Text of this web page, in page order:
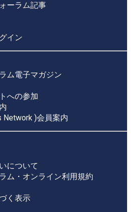
ーラム記事
イン
ム電子マガジン
への参加
Network )会員案内
について
ム・オンライン利用規約
く表示